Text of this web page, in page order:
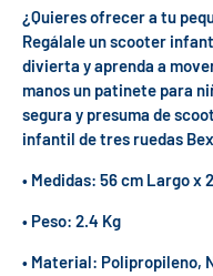
¿Quieres ofrecer a tu
Regálale un scooter
divierta y aprenda a
manos un patinete para
segura y presuma de
infantil de tres ruedas
• Medidas: 56 cm Largo x
• Peso: 2.4 Kg
• Material: Polipropileno,